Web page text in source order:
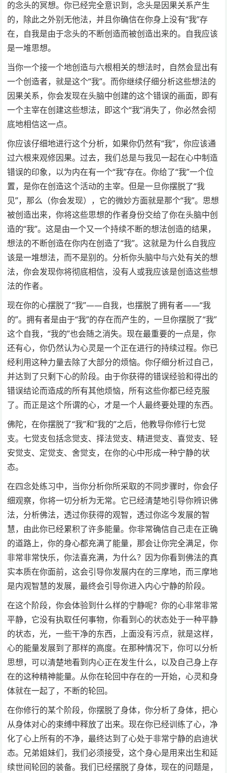
的念头的冥想。你已经完全意识到，念头是因果关系产生
的，除此之外别无他法，并且你确信在你身上没有“我”存
在，自我是由于念头的不断创造而被创造出来的。自我应该
是一堆思想。
当你一个接一个地创造与六根相关的想法时，自然会显出有
一个创造者，就是这个“我”。而你继续仔细分析这些想法的
因果关系，你会发现在头脑中创建的这个错误的画面，即有
一个主宰在创建这些想法，即这个“我”消失了，你必然会彻
底地相信这一点。
你应该仔细地进行这个分析，如果你仍然有“我”，你应该通
过六根来观修因果。过去，我们总是与我见一起在心中制造
错误的印象，以为内在有一个“我”存在。你给了“我”一个位
置，是你在创造这个活动的主宰。但是一旦你摆脱了“我
见”，那么（你会发现），它的微妙方面就是那个“我”。思想
被创造出来，你将这些思想的作者身份交给了你在头脑中创
造的“我”。这是由一个又一个持续不断的想法创造的结果，
想法的不断创造在你内在创造了“我”。这就是为什么自我应
该是一堆想法，而不是别的。分析你头脑中与六处有关的想
法，你会发现你将彻底相信，没有人或我应该是创造这些想
法的作者。
现在你的心摆脱了“我”——自我，也摆脱了拥有者——“我
的”。拥有者是由于“我”的存在而产生的，一旦你摆脱了“我”
这个自我，“我的”也会随之消失。现在最重要的一点是，你
还有心，你仍然认为心灵是一个正在进行的持续过程。你已
经利用这种力量去除了大部分的烦恼。你仔细分析过自己，
并达到了只剩下心的阶段。由于你获得的错误经验和得出的
错误结论而造成的所有其他烦恼，所有这些你都已经克服
了。而正是这个所谓的心，才是一个人最终要处理的东西。
佛陀，在你摆脱了“我”和“我的”之后，他教导你修行七觉
支。七觉支包括念觉支、择法觉支、精进觉支、喜觉支、轻
安觉支、定觉支、舍觉支，在你的心中形成一种宁静的状
态。
在四念处练习中，当你分析你所采取的不同步骤时，你会仔
细观察，你将一切分析为无常。它已经清楚地引导你辨识佛
法，分析佛法，透过你获得的观智，透过你迄今发展的智
慧，由此你已经累积了许多能量。你非常确信自己走在正确
的道路上，你的身心都充满了能量，那会让你完全满足，你
非常非常快乐，你法喜充满，为什么？因为你看到佛法的真
实本质在你面前，这会引导你发展内在的三摩地，而三摩地
是内观智慧的发展，最终会引导你进入内心宁静的阶段。
在这个阶段，你会体验到什么样的宁静呢？你的心非常非常
平静，它没有执取任何事物，你看到心的状态处于一种平静
的状态，光，一些干净的东西，上面没有污点，就是这样，
心的能量发展到了那样的高度。在那种情况下，你可以分析
思想，可以清楚地看到内心正在发生什么，以及自己身上存
在的这种精神能量。从你在轮回中存在的一开始，心灵和身
体就在一起了，不断的轮回。
在你修行的某个阶段，你摆脱了身体，你分析了身体，把心
从身体对心的束缚中释放了出来。现在你已经训练了心，净
化了心上所有的不净，最终达到了心处于非常宁静的启迪状
态。兄弟姐妹们，我们必须接受，这个身心是用来出生和延
续世间轮回的装备。我们已经摆脱了身体，现在的问题是，